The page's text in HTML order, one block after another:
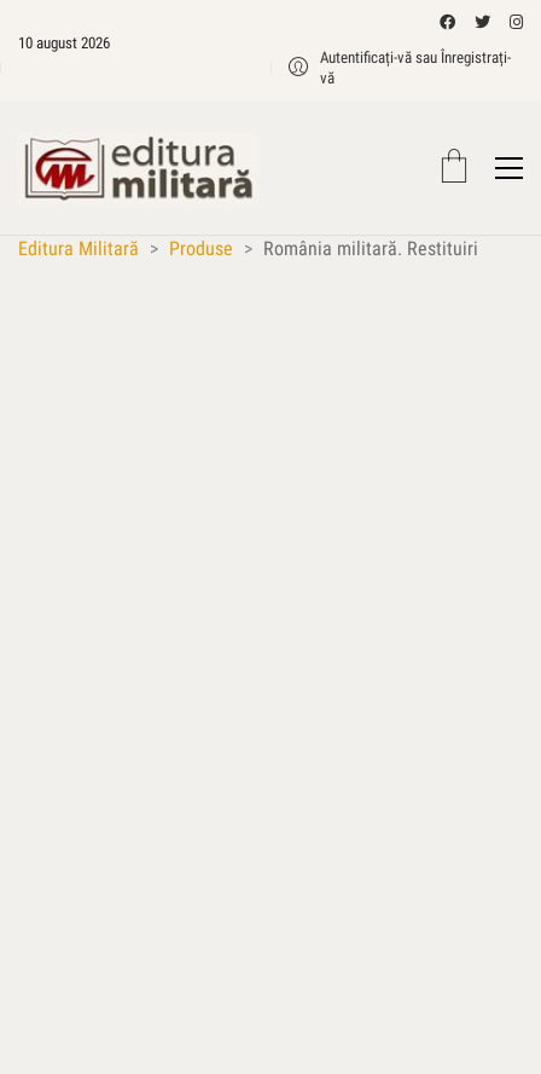
10 august 2026
Autentificați-vă sau Înregistrați-
vă
Editura Militară > Produse > România militară. Restituiri